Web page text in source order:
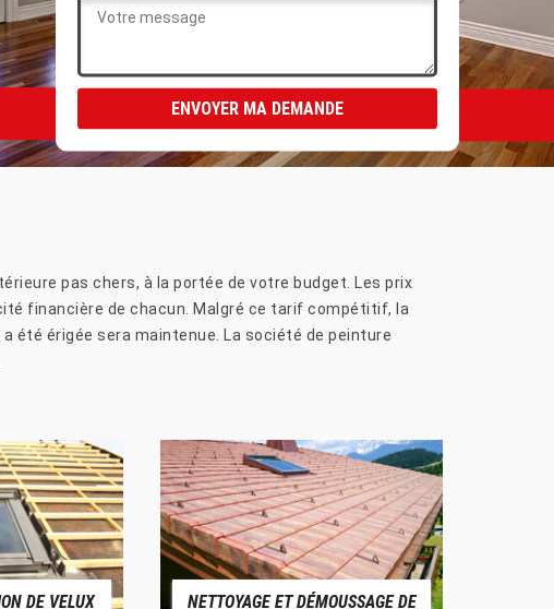
pas chers, à la portée de votre budget. Les prix
financière de chacun. Malgré ce tarif compétitif, la
été érigée sera maintenue. La société de peinture
DE VELUX
NETTOYAGE ET DÉMOUSSAGE DE